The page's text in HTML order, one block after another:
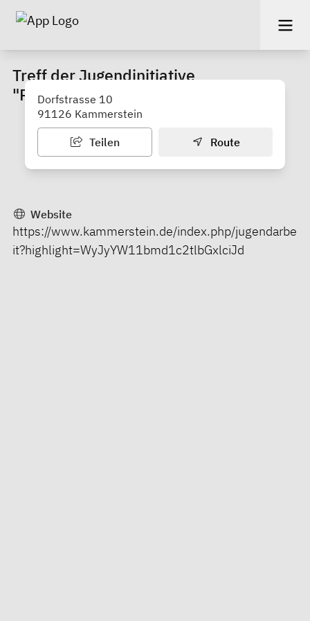
Treff der Jugendinitiative
"Ramunguskeller" Kammerstein
Dorfstrasse 10
91126 Kammerstein
Teilen Route
Website
https://www.kammerstein.de/index.php/jugendarbe
it?highlight=WyJyYW11bmd1c2tlbGxlciJd